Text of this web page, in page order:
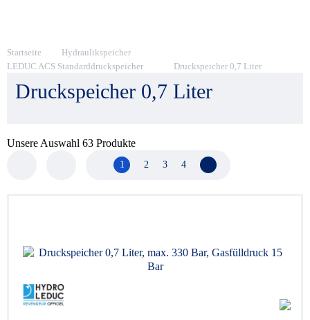
Startseite
Hydraulikspeicher
LEDUC ACS Standarddruckspeicher
Druckspeicher 0,7 Liter
Druckspeicher 0,7 Liter
Unsere Auswahl 63 Produkte
1 2 3 4 Nächste Seite